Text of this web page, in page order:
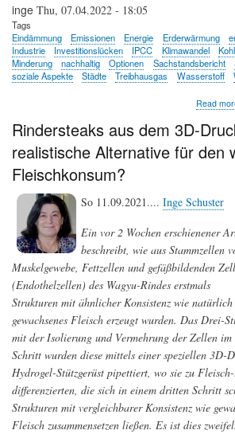
inge Thu, 07.04.2022 - 18:05
Tags
Eindämmung
Emissionen Energie Erderwärmung
Industrie
Investitionslücken IPCC Klimawandel
Minderung
nachhaltig Optionen Sachstandsbericht
soziale Aspekte
Städte Treibhausgas Wasserstoff
Read
Rindersteaks aus dem 3D-
realistische Alternative für den
Fleischkonsum?
So 11.09.2021.... Inge Schuster
Ein vor 2 Wochen erschienener
beschreibt, wie aus Stammzellen
Muskelgewebe, Fettzellen und gefäßbildenden
(Endothelzellen) des Wagyu-Rindes erstmals
Strukturen mit ähnlicher Konsistenz wie natürlich
gewachsenes Fleisch erzeugt wurden. Das Drei-
mit der Isolierung und Vermehrung der Zellen
Schritt wurden diese mittels einer speziellen 3D-
Hydrogel-Stützgerüst pipettiert, wo sie zu
differenzierten, die sich in einem dritten Schritt
Strukturen mit vergleichbarer Konsistenz wie
Fleisch zusammensetzen ließen. Es ist dies